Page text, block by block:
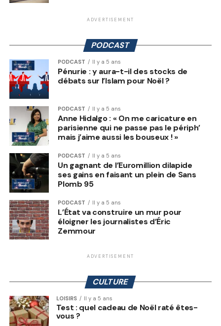
ADVERTISEMENT
PODCAST
PODCAST Il y a 5 ans
Pénurie : y aura-t-il des stocks de
débats sur l’Islam pour Noël ?
PODCAST Il y a 5 ans
Anne Hidalgo : « On me caricature en
parisienne qui ne passe pas le périph’
mais j’aime aussi les bouseux ! »
PODCAST Il y a 5 ans
Un gagnant de l’Euromillion dilapide
ses gains en faisant un plein de Sans
Plomb 95
PODCAST Il y a 5 ans
L’État va construire un mur pour
éloigner les journalistes d’Éric
Zemmour
ADVERTISEMENT
CULTURE
LOISIRS Il y a 5 ans
Test : quel cadeau de Noël raté êtes-
vous ?